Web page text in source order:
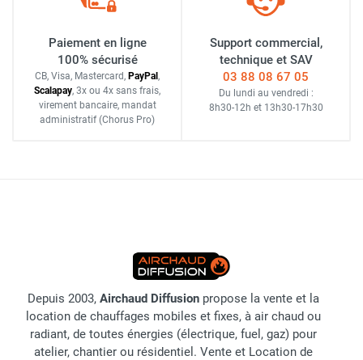
Paiement en ligne
100% sécurisé
CB, Visa, Mastercard, PayPal ,
Scalapay, 3x ou 4x sans frais,
virement bancaire, mandat
administratif (Chorus Pro)
Support commercial,
technique et SAV
03 88 08 67 05
Du lundi au vendredi :
8h30-12h et 13h30-17h30
Depuis 2003, Airchaud Diffusion propose la vente et la
location de chauffages mobiles et fixes, à air chaud ou
radiant, de toutes énergies (électrique, fuel, gaz) pour
atelier, chantier ou résidentiel. Vente et Location de